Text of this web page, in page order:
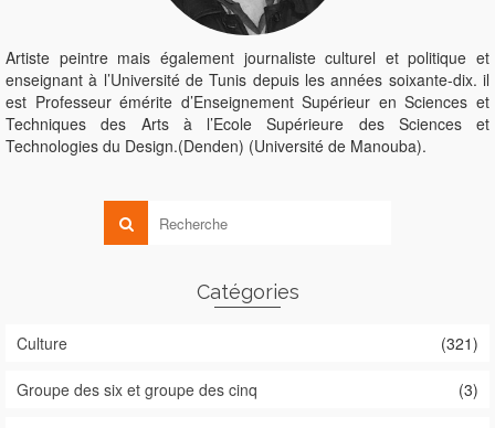
Artiste peintre mais également journaliste culturel et politique et
enseignant à l’Université de Tunis depuis les années soixante-dix. il
est Professeur émérite d’Enseignement Supérieur en Sciences et
Techniques des Arts à l’Ecole Supérieure des Sciences et
Technologies du Design.(Denden) (Université de Manouba).
Catégories
Culture (321)
Groupe des six et groupe des cinq (3)